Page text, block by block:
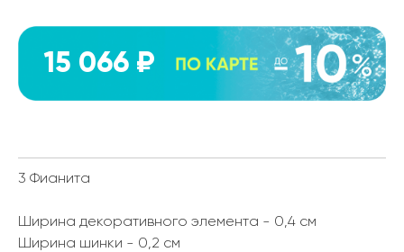
15 066 ₽
3 Фианита
Ширина декоративного элемента - 0,4 см
Ширина шинки - 0,2 см